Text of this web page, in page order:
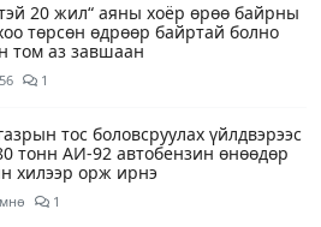
20 жил“ аяны хоёр өрөө байрны
төрсөн өдрөөр байртай болно
том аз завшаан
1
тос боловсруулах үйлдвэрээс
тонн АИ-92 автобензин өнөөдөр
хилээр орж ирнэ
1